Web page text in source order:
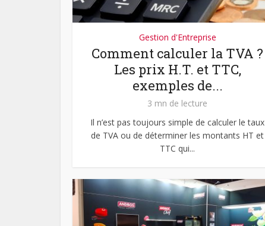
Gestion d'Entreprise
Comment calculer la TVA ?
Les prix H.T. et TTC,
exemples de...
3 mn de lecture
Il n’est pas toujours simple de calculer le taux
de TVA ou de déterminer les montants HT et
TTC qui...